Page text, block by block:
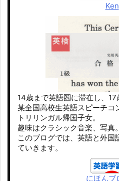
Ken
14歳まで英語圏に滞在し、17
某全国高校生英語スピーチコ
トリリンガル帰国子女。
趣味はクラシック音楽、写真。
このブログでは、英語と外国
ていきます。
にほんブ